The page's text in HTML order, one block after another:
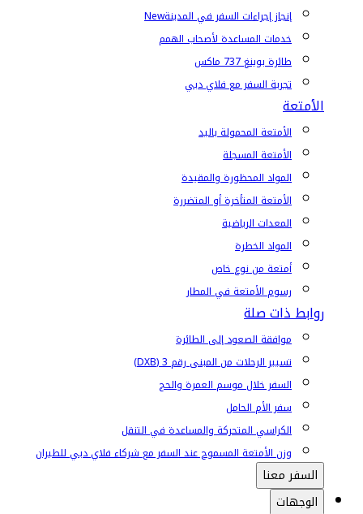
إنجاز إجراءات السفر في المدينةNew
خدمات المساعدة لأصحاب الهمم
طائرة بوينغ 737 ماكس
تجربة السفر مع فلاي دبي
الأمتعة
الأمتعة المحمولة باليد
الأمتعة المسجلة
المواد المحظورة والمقيدة
الأمتعة المتأخرة أو المتضررة
المعدات الرياضية
المواد الخطرة
أمتعة من نوع خاص
رسوم الأمتعة في المطار
روابط ذات صلة
موافقة الصعود إلى الطائرة
تسيير الرحلات من المبنى رقم 3 (DXB)
السفر خلال موسم العمرة والحج
سفر الأم الحامل
الكراسي المتحركة والمساعدة في التنقل
وزن الأمتعة المسموح عند السفر مع شركاء فلاي دبي للطيران
السفر معنا
الوجهات